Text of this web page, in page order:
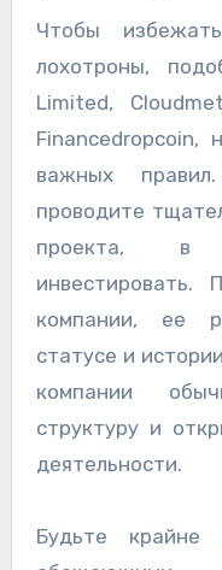
Чтобы
лохотроны,
Limited,
Financedropcoin,
важных
проводите
проекта, в
инвестировать.
компании, ее
статусе и
компании
структуру и
деятельности.
Будьте крайне